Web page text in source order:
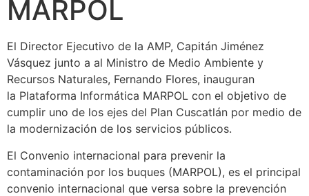
MARPOL
El Director Ejecutivo de la AMP, Capitán Jiménez
Vásquez junto a al Ministro de Medio Ambiente y
Recursos Naturales, Fernando Flores, inauguran
la Plataforma Informática MARPOL con el objetivo de
cumplir uno de los ejes del Plan Cuscatlán por medio de
la modernización de los servicios públicos.
El Convenio internacional para prevenir la
contaminación por los buques (MARPOL), es el principal
convenio internacional que versa sobre la prevención